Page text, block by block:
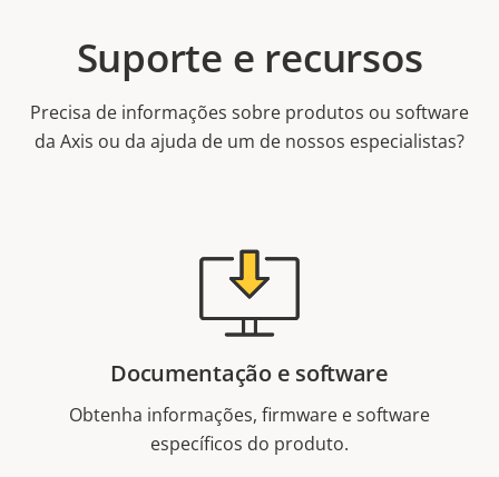
Suporte e recursos
Precisa de informações sobre produtos ou software
da Axis ou da ajuda de um de nossos especialistas?
Documentação e software
Obtenha informações, firmware e software
específicos do produto.